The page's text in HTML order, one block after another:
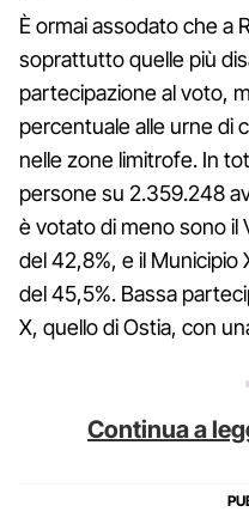
È ormai assodato che a
soprattutto quelle più
partecipazione al voto,
percentuale alle urne di
nelle zone limitrofe. In
persone su 2.359.248
è votato di meno sono il
del 42,8%, e il Municipio
del 45,5%. Bassa
X, quello di Ostia, con
Continua a